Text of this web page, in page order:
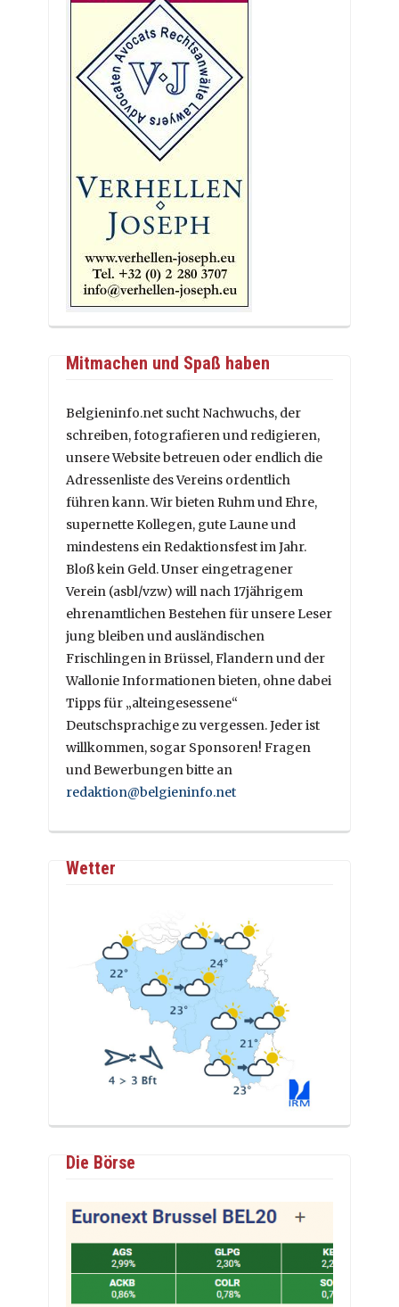
Mitmachen und Spaß haben
Belgieninfo.net sucht Nachwuchs, der
schreiben, fotografieren und redigieren,
unsere Website betreuen oder endlich die
Adressenliste des Vereins ordentlich
führen kann. Wir bieten Ruhm und Ehre,
supernette Kollegen, gute Laune und
mindestens ein Redaktionsfest im Jahr.
Bloß kein Geld. Unser eingetragener
Verein (asbl/vzw) will nach 17jährigem
ehrenamtlichen Bestehen für unsere Leser
jung bleiben und ausländischen
Frischlingen in Brüssel, Flandern und der
Wallonie Informationen bieten, ohne dabei
Tipps für „alteingesessene“
Deutschsprachige zu vergessen. Jeder ist
willkommen, sogar Sponsoren! Fragen
und Bewerbungen bitte an
redaktion@belgieninfo.net
Wetter
Die Börse